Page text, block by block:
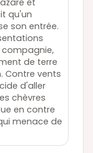
qu'un
son entrée.
compagnie,
de terre
Contre vents
d'aller
chèvres
en contre
menace de